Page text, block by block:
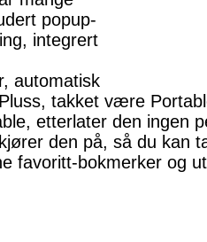
popup-
integrert
automatisk
takket være
etterlater den ingen
den på, så du kan
favoritt-bokmerker og